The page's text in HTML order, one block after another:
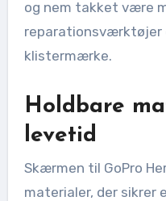
og nem takket være
klistermærke.
Holdbare
levetid
Skærmen til GoPro
materialer, der sikrer